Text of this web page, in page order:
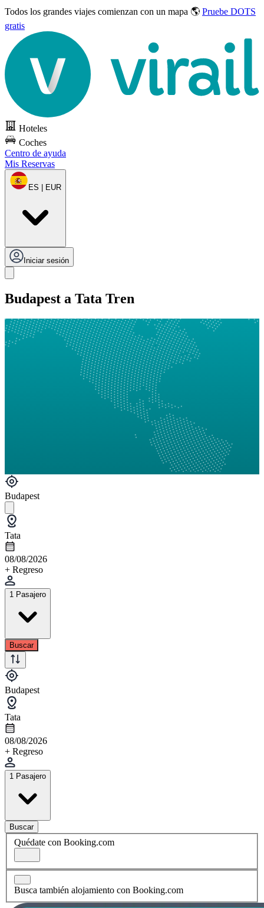
Todos los grandes viajes comienzan con un mapa 🌎 Pruebe DOTS
gratis
Hoteles
Coches
Centro de ayuda
Mis Reservas
ES | EUR
Iniciar sesión
Budapest a Tata Tren
Budapest
Tata
08/08/2026
+ Regreso
1 Pasajero
Buscar
Budapest
Tata
08/08/2026
+ Regreso
1 Pasajero
Buscar
Quédate con Booking.com
Busca también alojamiento con Booking.com